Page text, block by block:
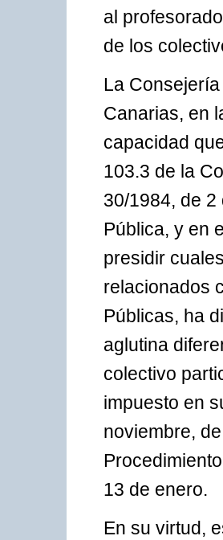
al
de los
La
Canarias, en
capacidad
103.3 de la
30/1984, de
Pública, y en
presidir
relacionados
Públicas, ha
aglutina
colectivo
impuesto en
noviembre,
13 de enero.
En su virtud,